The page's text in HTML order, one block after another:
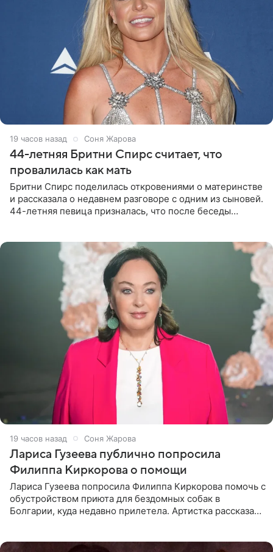
19 часов назад Соня Жарова
44-летняя Бритни Спирс считает, что
провалилась как мать
Бритни Спирс поделилась откровениями о материнстве
и рассказала о недавнем разговоре с одним из сыновей.
44-летняя певица призналась, что после беседы
19 часов назад Соня Жарова
Лариса Гузеева публично попросила
Филиппа Киркорова о помощи
Лариса Гузеева попросила Филиппа Киркорова помочь с
обустройством приюта для бездомных собак в
Болгарии, куда недавно прилетела. Артистка рассказала